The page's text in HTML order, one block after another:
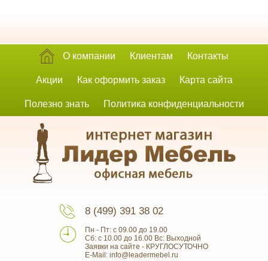
О компании Клиентам Контакты
Акции Как оформить заказ Карта сайта
Полезно знать Политика конфиденциальности
8 (499) 391 38 02
Пн - Пт: с 09.00 до 19.00
Сб: с 10.00 до 16.00 Вс: Выходной
Заявки на сайте - КРУГЛОСУТОЧНО
E-Mail: info@leadermebel.ru